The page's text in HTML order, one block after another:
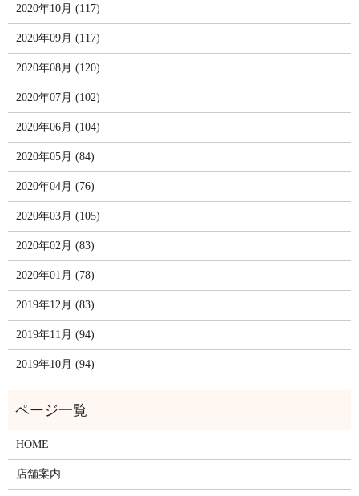
2020年10月 (117)
2020年09月 (117)
2020年08月 (120)
2020年07月 (102)
2020年06月 (104)
2020年05月 (84)
2020年04月 (76)
2020年03月 (105)
2020年02月 (83)
2020年01月 (78)
2019年12月 (83)
2019年11月 (94)
2019年10月 (94)
HOME
店舗案内